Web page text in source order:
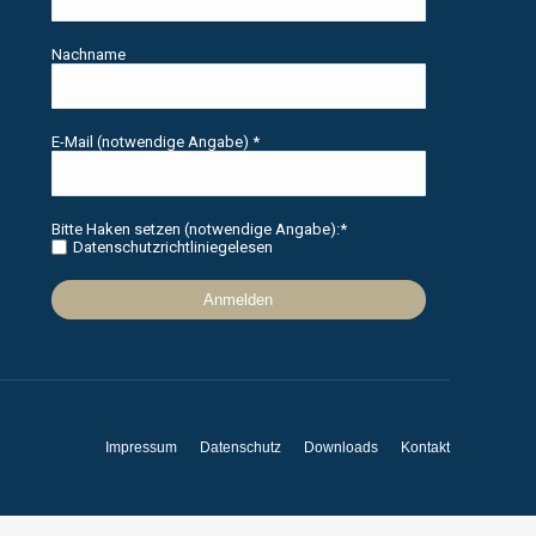
Nachname
E-Mail (notwendige Angabe) *
Bitte Haken setzen (notwendige Angabe):*
Datenschutzrichtliniegelesen
Impressum Datenschutz Downloads Kontakt